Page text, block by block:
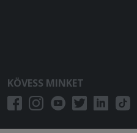
KÖVESS MINKET